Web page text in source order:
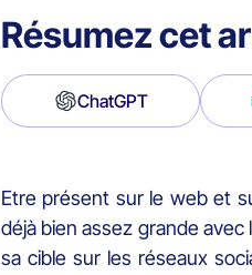
Résumez cet
ChatGPT
Etre présent sur le web et
déjà bien assez grande
sa cible sur les réseaux